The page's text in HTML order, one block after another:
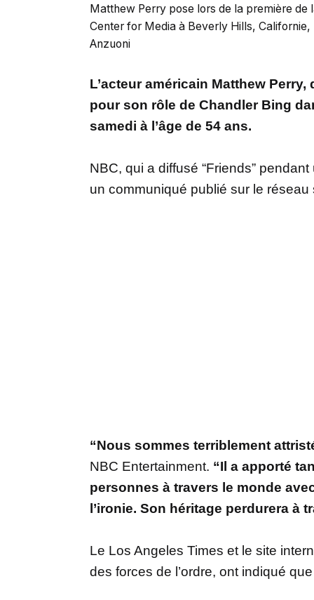
Matthew Perry pose lors de la première de
Center for Media à Beverly Hills,
Anzuoni
L’acteur américain Matthew
pour son rôle de Chandler Bing
samedi à l’âge de 54 ans.
NBC, qui a diffusé “Friends”
un communiqué publié sur le
“Nous sommes terriblement
NBC Entertainment. “Il a apporté
personnes à travers le monde
l’ironie. Son héritage perdurera à
Le Los Angeles Times et le site
des forces de l’ordre, ont indiqué